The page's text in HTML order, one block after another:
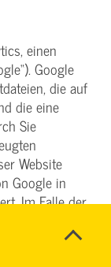
einen
Google
die auf
die eine
Sie
Website
Google in
Im Falle der
IP-Adresse